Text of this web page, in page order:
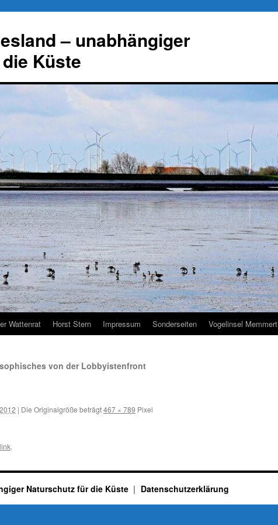
– unabhängiger
Küste
Wattenrat Horst Stern Impressum Sonderseiten Vogelinsel Memmert
von der Lobbyistenfront
| Die Originalgröße beträgt467 × 789 Pixel
.
Naturschutz für die Küste Datenschutzerklärung